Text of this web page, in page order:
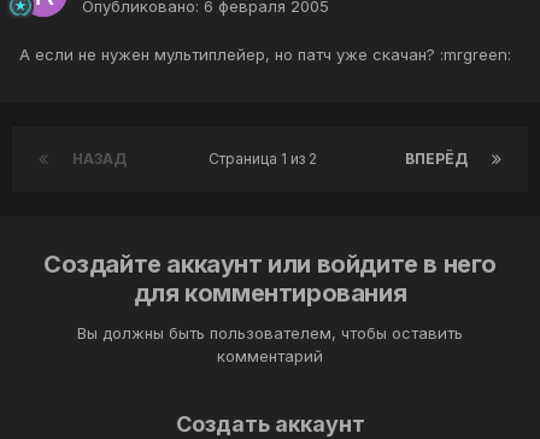
Опубликовано: 6 февраля 2005
А если не нужен мультиплейер, но патч уже скачан? :mrgreen:
НАЗАД ВПЕРЁД
Страница 1 из 2
Создайте аккаунт или войдите в него
для комментирования
Вы должны быть пользователем, чтобы оставить
комментарий
Создать аккаунт